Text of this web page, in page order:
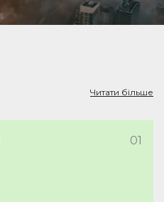
Читати більше
01